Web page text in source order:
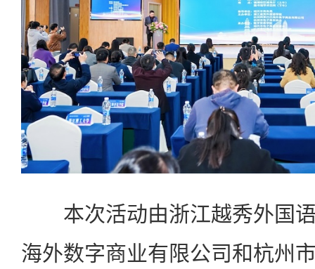
本次活动由浙江越秀外国语
海外数字商业有限公司和杭州